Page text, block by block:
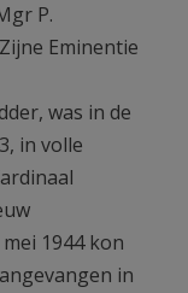
P.
Eminentie
was in de
in volle
1944 kon
in